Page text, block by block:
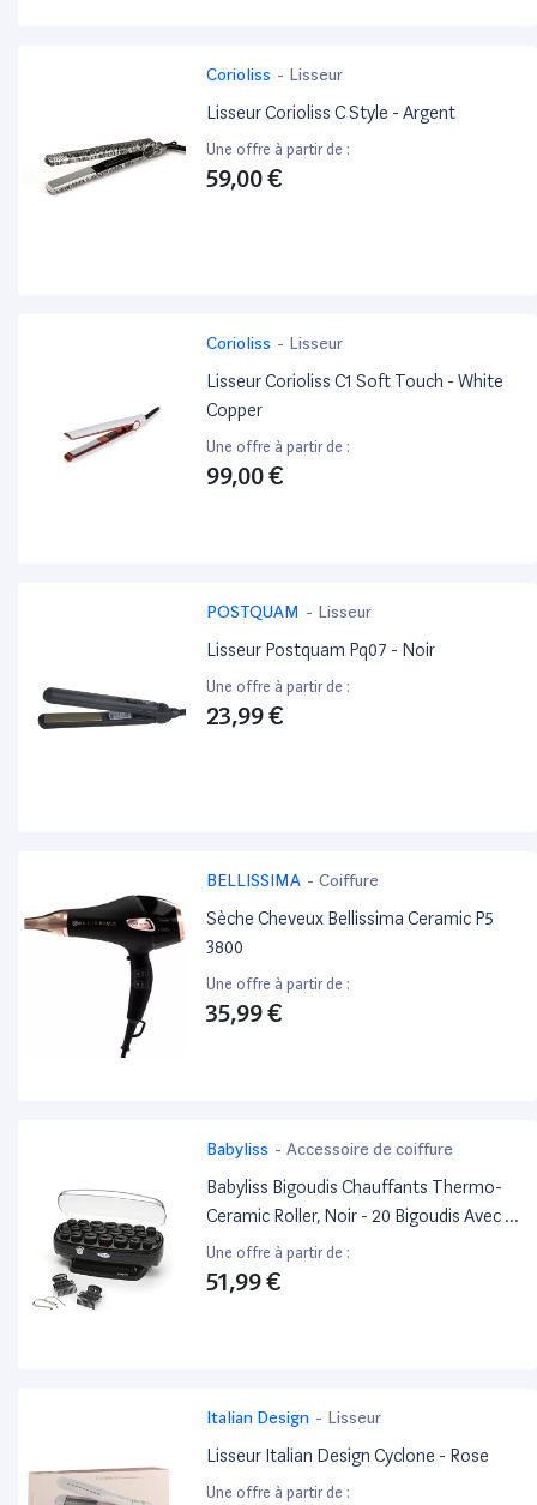
Corioliss - Lisseur
Lisseur Corioliss C Style - Argent
Une offre à partir de :
59,00 €
Corioliss - Lisseur
Lisseur Corioliss C1 Soft Touch - White
Copper
Une offre à partir de :
99,00 €
POSTQUAM - Lisseur
Lisseur Postquam Pq07 - Noir
Une offre à partir de :
23,99 €
BELLISSIMA - Coiffure
Sèche Cheveux Bellissima Ceramic P5
3800
Une offre à partir de :
35,99 €
Babyliss - Accessoire de coiffure
Babyliss Bigoudis Chauffants Thermo-
Ceramic Roller, Noir - 20 Bigoudis Avec 3
Diamètres Pour Des Boucles Et Un
Volume Durables Rs035E
Une offre à partir de :
51,99 €
Italian Design - Lisseur
Lisseur Italian Design Cyclone - Rose
Une offre à partir de :